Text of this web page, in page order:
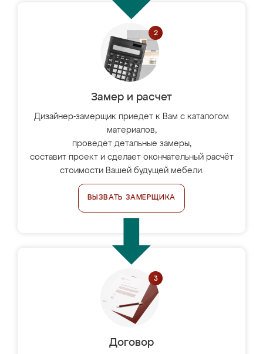
Замер и расчет
Дизайнер-замерщик приедет к Вам с каталогом
материалов,
проведёт детальные замеры,
составит проект и сделает окончательный расчёт
стоимости Вашей будущей мебели.
ВЫЗВАТЬ ЗАМЕРЩИКА
Договор